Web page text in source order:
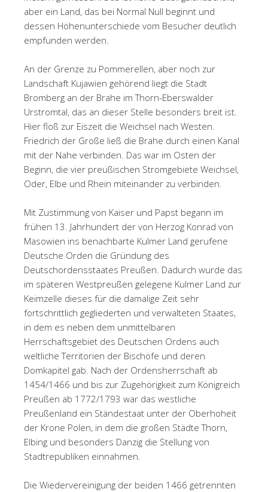
aber ein Land, das bei Normal Null beginnt und
dessen Höhenunterschiede vom Besucher deutlich
empfunden werden.
An der Grenze zu Pommerellen, aber noch zur
Landschaft Kujawien gehörend liegt die Stadt
Bromberg an der Brahe im Thorn-Eberswalder
Urstromtal, das an dieser Stelle besonders breit ist.
Hier floß zur Eiszeit die Weichsel nach Westen.
Friedrich der Große ließ die Brahe durch einen Kanal
mit der Nahe verbinden. Das war im Osten der
Beginn, die vier preußischen Stromgebiete Weichsel,
Oder, Elbe und Rhein miteinander zu verbinden.
Mit Zustimmung von Kaiser und Papst begann im
frühen 13. Jahrhundert der von Herzog Konrad von
Masowien ins benachbarte Kulmer Land gerufene
Deutsche Orden die Gründung des
Deutschordensstaates Preußen. Dadurch wurde das
im späteren Westpreußen gelegene Kulmer Land zur
Keimzelle dieses für die damalige Zeit sehr
fortschrittlich gegliederten und verwalteten Staates,
in dem es neben dem unmittelbaren
Herrschaftsgebiet des Deutschen Ordens auch
weltliche Territorien der Bischöfe und deren
Domkapitel gab. Nach der Ordensherrschaft ab
1454/1466 und bis zur Zugehörigkeit zum Königreich
Preußen ab 1772/1793 war das westliche
Preußenland ein Ständestaat unter der Oberhoheit
der Krone Polen, in dem die großen Städte Thorn,
Elbing und besonders Danzig die Stellung von
Stadtrepubliken einnahmen.
Die Wiedervereinigung der beiden 1466 getrennten